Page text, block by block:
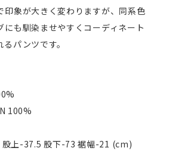
印象が大きく変わりますが、同系色
にも馴染ませやすくコーディネート
パンツです。
100%
股上-37.5 股下-73 裾幅-21 (cm)